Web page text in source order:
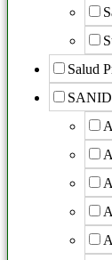
Salud